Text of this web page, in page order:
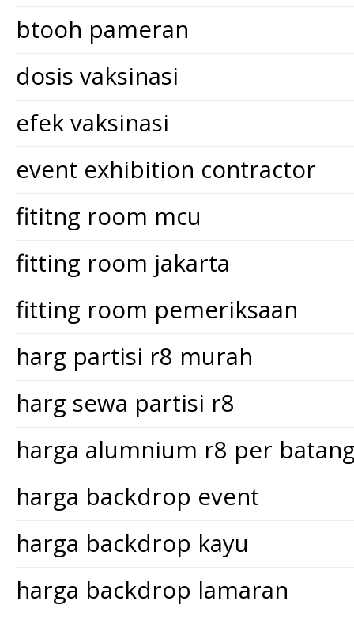
btooh pameran
dosis vaksinasi
efek vaksinasi
event exhibition contractor
fititng room mcu
fitting room jakarta
fitting room pemeriksaan
harg partisi r8 murah
harg sewa partisi r8
harga alumnium r8 per
harga backdrop event
harga backdrop kayu
harga backdrop lamaran